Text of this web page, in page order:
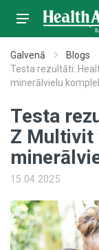
Galvenā
Blogs
Testa rezultāti:
minerālvielu
Testa
Z Multivit
15.04.2025